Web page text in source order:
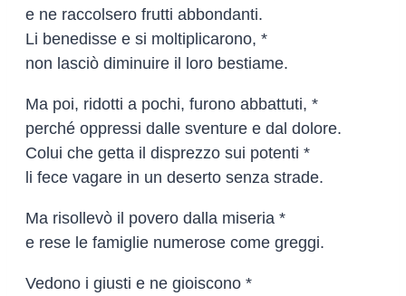
e ne raccolsero frutti abbondanti.
Li benedisse e si moltiplicarono, *
non lasciò diminuire il loro bestiame.
Ma poi, ridotti a pochi, furono abbattuti, *
perché oppressi dalle sventure e dal dolore.
Colui che getta il disprezzo sui potenti *
li fece vagare in un deserto senza strade.
Ma risollevò il povero dalla miseria *
e rese le famiglie numerose come greggi.
Vedono i giusti e ne gioiscono *